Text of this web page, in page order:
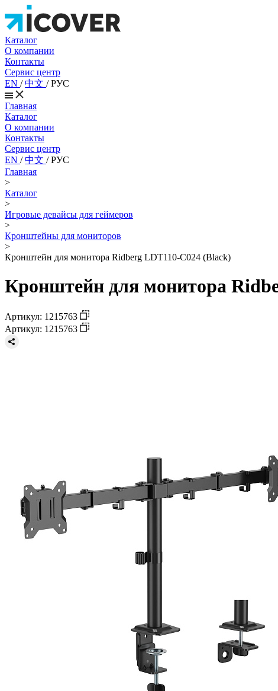
Каталог
О компании
Контакты
Сервис центр
EN /中文 /РУС
Главная
Каталог
О компании
Контакты
Сервис центр
EN /中文 /РУС
Главная
>
Каталог
>
Игровые девайсы для геймеров
>
Кронштейны для мониторов
>
Кронштейн для монитора Ridberg LDT110-C024 (Black)
Кронштейн для монитора
Артикул: 1215763
Артикул: 1215763